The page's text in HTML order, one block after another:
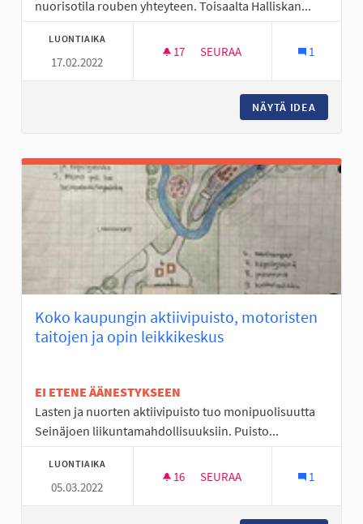
nuorisotila rouben yhteyteen. Toisaalta Halliskan...
LUONTIAIKA
17.02.2022
17 17 SEURAAJAA
SEURAA 1
NÄYTÄ IDEA
Koko kaupungin aktiivipuisto, motoristen
taitojen ja opin leikkikeskus
EI ETENE ÄÄNESTYKSEEN
Lasten ja nuorten aktiivipuisto tuo monipuolisuutta
Seinäjoen liikuntamahdollisuuksiin. Puisto...
LUONTIAIKA
05.03.2022
16 16 SEURAAJAA
SEURAA 1